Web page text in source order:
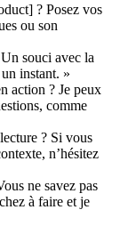
? Posez vos
ou son
souci avec la
instant. »
action ? Je peux
comme
? Si vous
n’hésitez
ne savez pas
à faire et je